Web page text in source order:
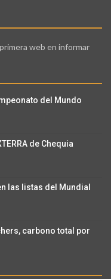
web en informar
del Mundo
de Chequia
las listas del Mundial
carbono total por